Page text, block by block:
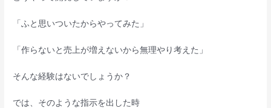
「ふと思いついたからやってみた」
「作らないと売上が増えないから無理やり考えた」
そんな経験はないでしょうか？
では、そのような指示を出した時